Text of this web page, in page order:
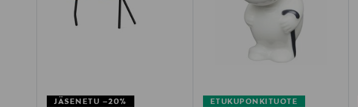
JÄSENETU –20%
ETUKUPONKITUOTE